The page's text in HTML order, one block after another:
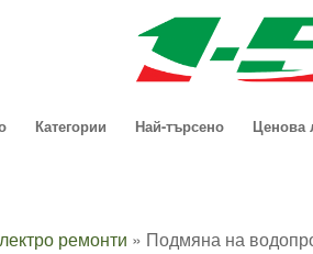
Категории Най-търсено Ценова
ремонти » Подмяна на